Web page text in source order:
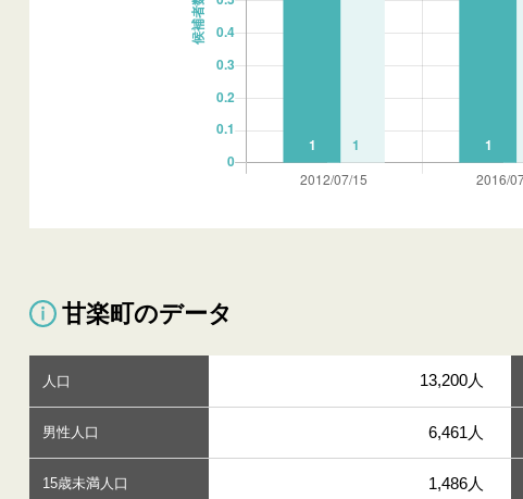
甘楽町のデータ
人口 13,200人
男性人口 6,461人
15歳未満人口 1,486人